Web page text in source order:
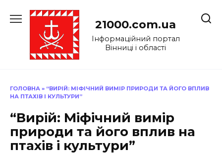
до
21000.com.ua
Інформаційний портал
Вінниці і області
ГОЛОВНА » “ВИРІЙ: МІФІЧНИЙ ВИМІР ПРИРОДИ ТА ЙОГО ВПЛИВ
НА ПТАХІВ І КУЛЬТУРИ”
“Вирій: Міфічний вимір
природи та його вплив на
птахів і культури”